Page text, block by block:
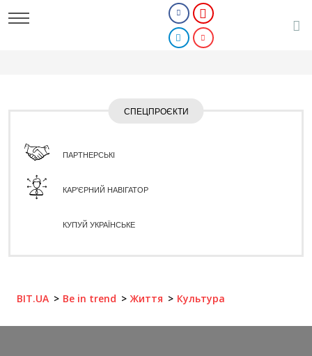
СПЕЦПРОЄКТИ
ПАРТНЕРСЬКІ
КАР'ЄРНИЙ НАВІГАТОР
КУПУЙ УКРАЇНСЬКЕ
BIT.UA Be in trend Життя Культура